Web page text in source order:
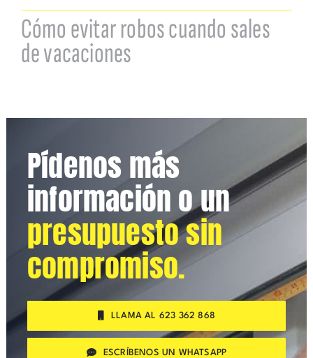
Cómo evitar robos cuando sales
de vacaciones
Pídenos más
información o un
presupuesto sin
compromiso.
LLAMA AL 623 362 868
ESCRÍBENOS UN WHATSAPP